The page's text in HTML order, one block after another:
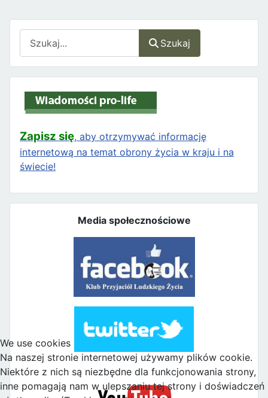
Szukaj
Zapisz się, aby otrzymywać informację
internetową na temat obrony życia w kraju i na
świecie!
Media społecznościowe
We use cookies
Na naszej stronie internetowej używamy plików cookie.
Niektóre z nich są niezbędne dla funkcjonowania strony,
inne pomagają nam w ulepszaniu tej strony i doświadczeń